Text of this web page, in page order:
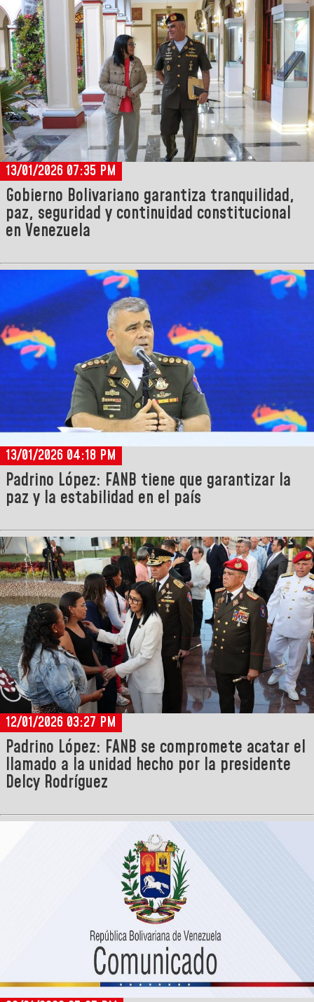
13/01/2026 07:35 PM
Gobierno Bolivariano garantiza tranquilidad,
paz, seguridad y continuidad constitucional
en Venezuela
13/01/2026 04:18 PM
Padrino López: FANB tiene que garantizar la
paz y la estabilidad en el país
12/01/2026 03:27 PM
Padrino López: FANB se compromete acatar el
llamado a la unidad hecho por la presidente
Delcy Rodríguez